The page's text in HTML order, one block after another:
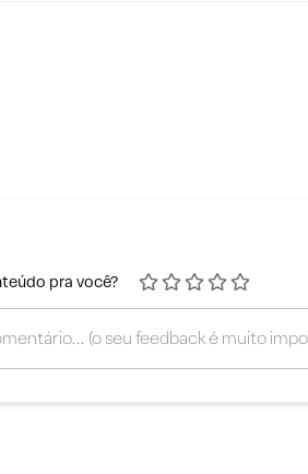
pra você?